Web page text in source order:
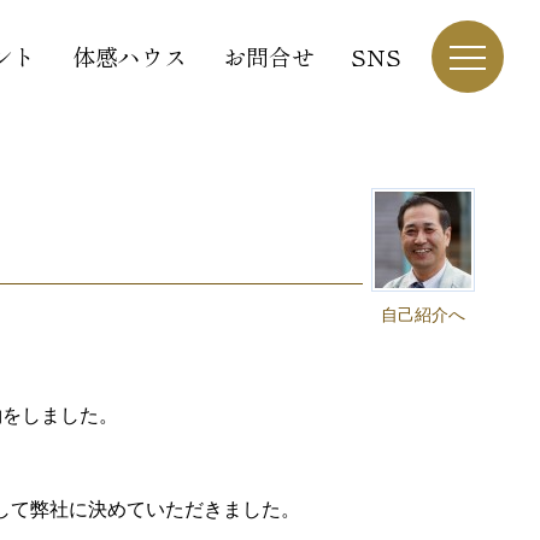
ト 体感ハウス お問合せ SNS
自己紹介へ
しました。
弊社に決めていただきました。